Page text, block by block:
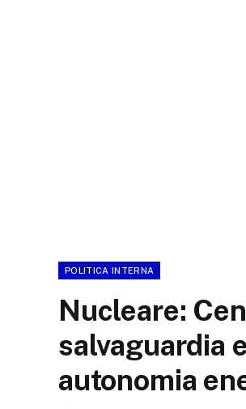
POLITICA INTERNA
Nucleare:
salvaguardia
autonomia